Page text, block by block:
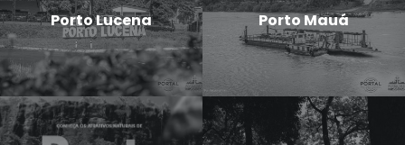
Porto Lucena Porto Mauá